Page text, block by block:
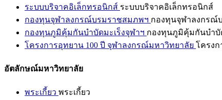
ระบบบริจาคอิเล็กทรอนิกส์ ระบบบริจาคอิเล็กทรอนิกส์
กองทุนจุฬาลงกรณ์บรมราชสมภพฯ กองทุนจุฬาลงกรณ์
กองทุนภูมิคุ้มกันบำบัดมะเร็งจุฬาฯ กองทุนภูมิคุ้มกันบำบั
โครงการอุทยาน 100 ปี จุฬาลงกรณ์มหาวิทยาลัย โครง
อัตลักษณ์มหาวิทยาลัย
พระเกี้ยว พระเกี้ยว